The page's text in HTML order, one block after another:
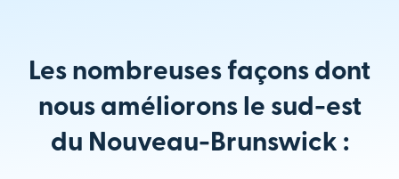
Les nombreuses façons dont
nous améliorons le sud-est
du Nouveau-Brunswick :